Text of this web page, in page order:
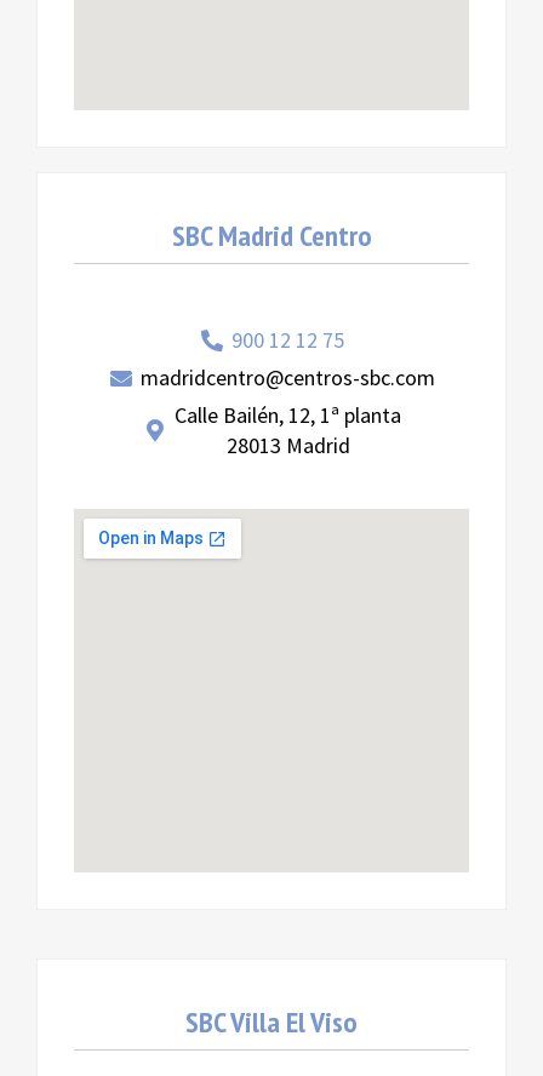
SBC Madrid Centro
900 12 12 75
madridcentro@centros-sbc.com
Calle Bailén, 12, 1ª planta
28013 Madrid
SBC Villa El Viso